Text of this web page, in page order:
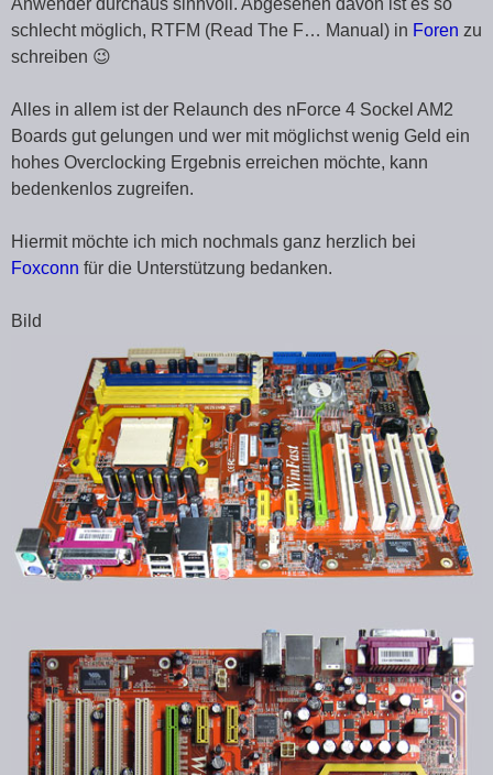
Anwender durchaus sinnvoll. Abgesehen davon ist es so
schlecht möglich, RTFM (Read The F… Manual) in Foren zu
schreiben 😉
Alles in allem ist der Relaunch des nForce 4 Sockel AM2
Boards gut gelungen und wer mit möglichst wenig Geld ein
hohes Overclocking Ergebnis erreichen möchte, kann
bedenkenlos zugreifen.
Hiermit möchte ich mich nochmals ganz herzlich bei
Foxconn für die Unterstützung bedanken.
Bild